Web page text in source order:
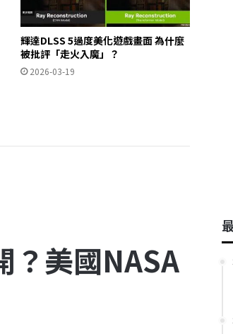
輝達DLSS 5過度美化遊戲畫面 為什麼
被批評「走火入魔」？
2026-03-19